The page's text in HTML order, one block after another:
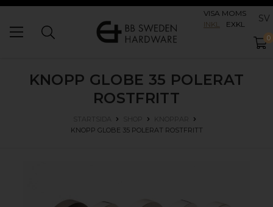
VISA MOMS
INKL
EXKL SV
0
KNOPP GLOBE 35 POLERAT
ROSTFRITT
STARTSIDA SHOP
KNOPPAR
KNOPP GLOBE 35 POLERAT ROSTFRITT